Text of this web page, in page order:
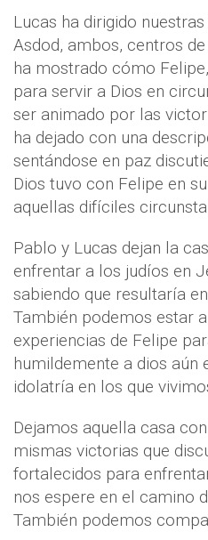
Lucas ha dirigido
Asdod, ambos, centros
ha mostrado cómo
para servir a Dios en
ser animado por las
ha dejado con una
sentándose en paz
Dios tuvo con Felipe en
aquellas difíciles
Pablo y Lucas dejan la
enfrentar a los judíos en
sabiendo que resultaría
También podemos estar
experiencias de Felipe
humildemente a dios aún
idolatría en los que
Dejamos aquella casa
mismas victorias que
fortalecidos para
nos espere en el camino
También podemos